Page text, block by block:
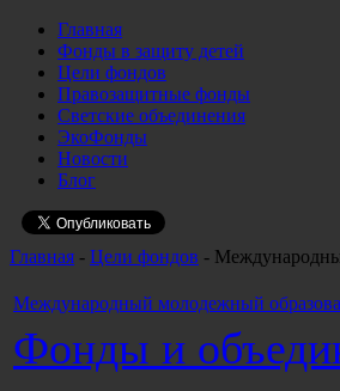
Главная
Фонды в защиту детей
Цели фондов
Правозащитные фонды
Светские объединения
ЭкоФонды
Новости
Блог
Главная - Цели фондов -
Международный молодежный
Фонды и